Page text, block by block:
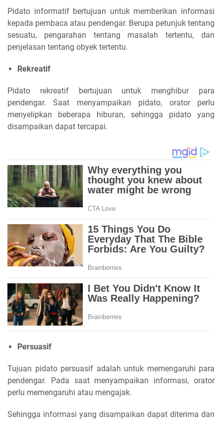
Pidato informatif bertujuan untuk memberikan informasi
kepada pembaca atau pendengar. Berupa petunjuk tentang
sesuatu, pengarahan tentang masalah tertentu, dan
penjelasan tentang obyek tertentu.
Rekreatif
Pidato rekreatif bertujuan untuk menghibur para
pendengar. Saat menyampaikan pidato, orator perlu
menyelipkan beberapa hiburan, sehingga pidato yang
disampaikan dapat tercapai.
Persuasif
Tujuan pidato persuasif adalah untuk memengaruhi para
pendengar. Pada saat menyampaikan informasi, orator
perlu memengaruhi atau mengajak.
Sehingga informasi yang disampaikan dapat diterima dan